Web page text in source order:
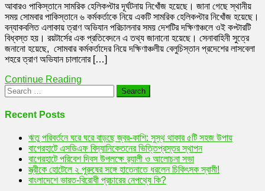
৬
উচ্চ
পর্যায়ের
কর্মকর্তাসহ
সামরিক
আবারও পাকিস্তানে সামরিক হেলিকপ্টার দূর্ঘটনায় নিখোঁজ হয়েছে। জানা গেছে স্থানীয়
সময় সোমবার পাকিস্তানে ৬ কর্মকর্তাকে নিয়ে একটি সামরিক হেলিকপ্টার নিখোঁজ হয়েছে।
বন্যাকবলিত এলাকায় ত্রাণ অভিযান পরিচালনার সময় দেশটির দক্ষিণাঞ্চলে ওই কপ্টারটি
বিধ্বস্ত হয়। রয়টার্সের এক প্রতিবেদনে এ তথ্য জানানো হয়েছে। সেনাবাহিনী সুত্রে
জনানো হয়েছে, সোমবার কর্মকর্তাদের নিয়ে দক্ষিণাঞ্চলীয় বেলুচিস্তান প্রদেশের লাসবেলা
শহরে ত্রাণ অভিযান চালানোর […]
Continue Reading
Search
for:
Recent Posts
ঋতু পরিবর্তনে ঘরে ঘরে বাড়ছে জ্বর-কাশি: সুস্থ থাকার ৫টি সহজ উপায়
বাগেরহাটে এসডিএফ বিদ্যানিকেতনের ভিত্তিপ্রস্তর স্থাপন
বাগেরহাটে পরিবেশ দিবস উপলক্ষে র‌্যালী ও আলোচনা সভা
স্ত্রীকে হোটেলে ২ পুরুষের সঙ্গে হাতেনাতে ধরলেন চিকিৎসক স্বামী!
বাংলাদেশে ভারত-বিরোধী প্রচারের নেপথ্যে কি?